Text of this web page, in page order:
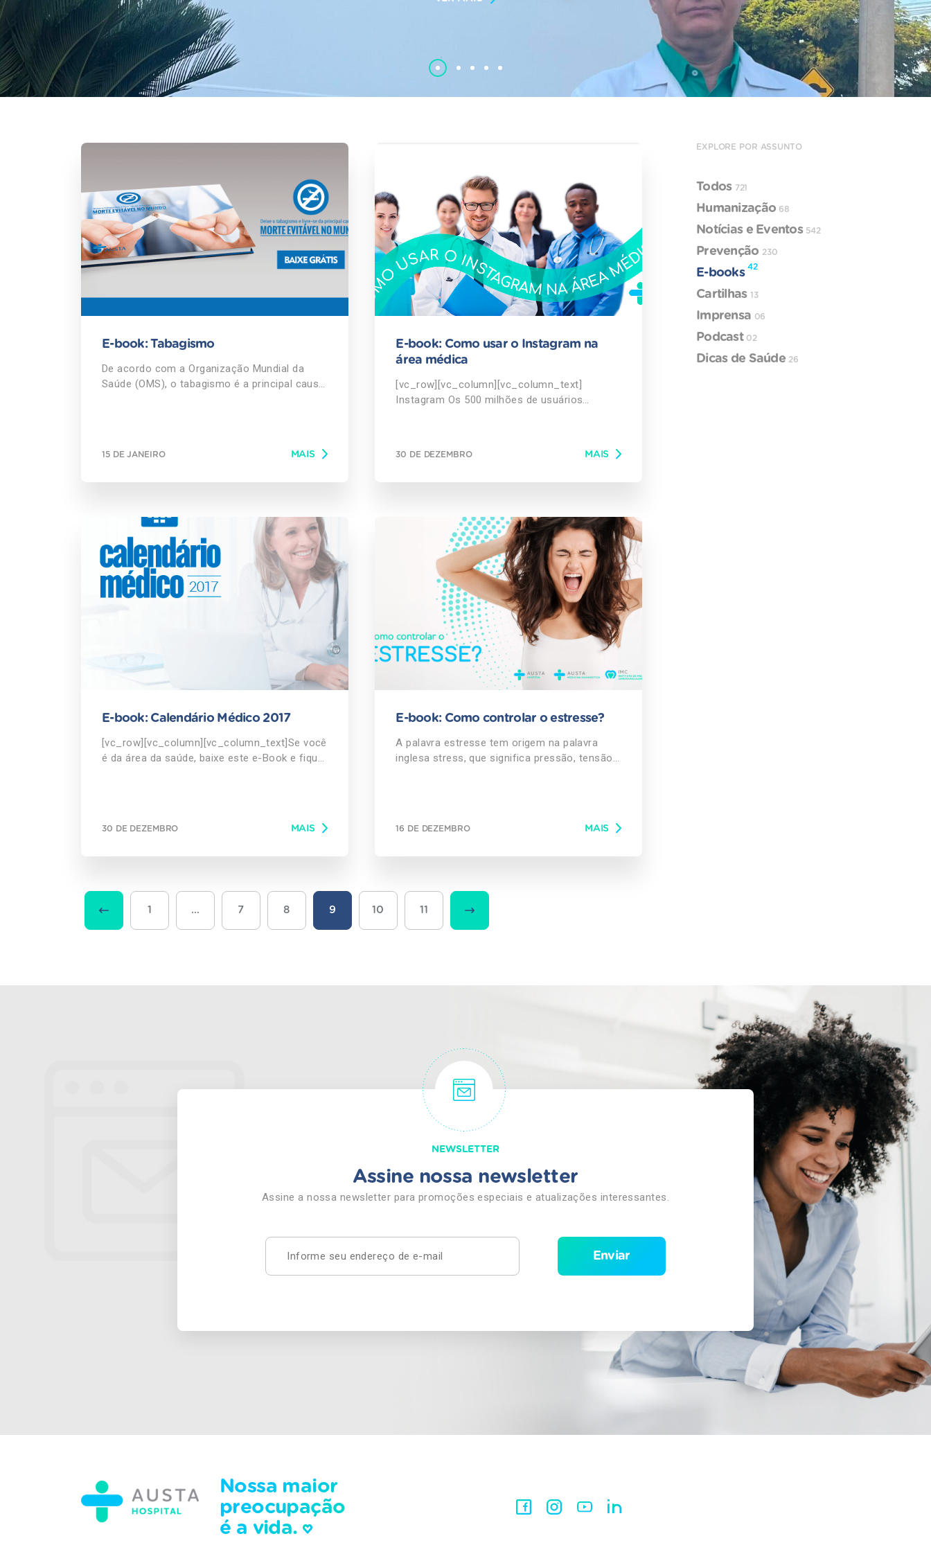
E-book: Tabagismo
De acordo com a Organização Mundial da
Saúde (OMS), o tabagismo é a principal causa
cigarro é uma mistura de aproximadamente
gasosa (com monóxido de carbono, amônia,
cetonas, formaldeído, acetaldeído e
acroleína). https://info.austa.com.br/ebook-
tabagismo
15 DE JANEIRO MAIS
E-book: Como usar o Instagram na
área médica
[vc_row][vc_column][vc_column_text]
Instagram Os 500 milhões de usuários
mundo. Como usar na área da saúde Quando
seu download grátis Clique aqui!
30 DE DEZEMBRO MAIS
E-book: Calendário Médico 2017
[vc_row][vc_column][vc_column_text]Se você
é da área da saúde, baixe este e-Book e fique
download grátis aqui!" color="warning"
calendario-medico-2017||target:%20_blank"
button_block="true" add_icon="true"]
[/vc_column][/vc_row]
30 DE DEZEMBRO MAIS
E-book: Como controlar o estresse?
A palavra estresse tem origem na palavra
inglesa stress, que significa pressão, tensão
adaptação a um evento ou situação de
BAIXE AQUI
16 DE DEZEMBRO MAIS
1 … 7 8 9 10 11
EXPLORE POR ASSUNTO
Todos 721
Humanização 68
Notícias e Eventos 542
Prevenção 230
E-books 42
Cartilhas 13
Imprensa 06
Podcast 02
Dicas de Saúde 26
NEWSLETTER
Assine nossa newsletter
Assine a nossa newsletter para promoções especiais e atualizações interessantes.
Nossa maior
preocupação
é a vida.